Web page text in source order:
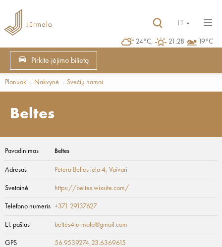
24°C, 21:28 19°C
LT
Pirkite įėjimo bilietą
Planuok Nakvynė Svečių namai
Beltes
Pavadinimas Beltes
Adresas Pētera Beltes iela 4, Vaivari
Svetainė https://beltes.wixsite.com/
Telefono numeris +371 29137627
El. paštas beltes4jurmala@gmail.com
GPS 56.9539274,23.6369615